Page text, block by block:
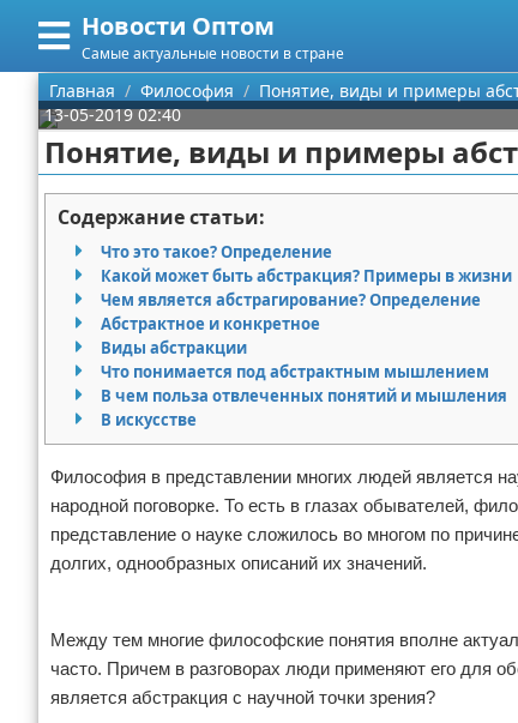
Новости Оптом
Самые актуальные новости в стране
Меню
Главная
Категории
Информационные технологии
Автомобили
Знаменитости
Политика
Природа
Культура
Экономика
Поиск
О проекте
Контакты
Сотрудничество
Размещение рекламы
Условия предоставления информации
Отказ от ответственности
Главная Философия
Понятие, виды и примеры
13-05-2019 02:40
Понятие, виды и примеры
Содержание статьи:
Что это такое? Определение
Какой может быть абстракция? Примеры в жизни
Чем является абстрагирование? Определение
Абстрактное и конкретное
Виды абстракции
Что понимается под абстрактным мышлением
В чем польза отвлеченных понятий и мышления
В искусстве
Философия в представлении многих людей является
народной поговорке. То есть в глазах обывателей,
представление о науке сложилось во многом по
долгих, однообразных описаний их значений.
Между тем многие философские понятия вполне
часто. Причем в разговорах люди применяют его для
является абстракция с научной точки зрения?